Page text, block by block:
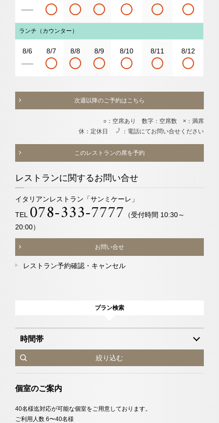
ランチ（カウンター）
8/6 8/7 8/8 8/9 8/10 8/11 8/12
次週以降のご予約はこちら
○：空席あり 数字：空席数 ×：満席
休：定休日
：電話にてお問い合せください
このレストランの席を予約
レストランに関するお問い合せ
イタリアンレストラン「サンミケーレ」
TEL
078-333-7777
（受付時間 10:30～
20:00）
お問い合せ
レストラン予約確認・キャンセル
プラン検索
時間帯
絞り込む
個室のご案内
40名様迄対応が可能な個室をご用意しております。
ご利用人数 6〜40名様